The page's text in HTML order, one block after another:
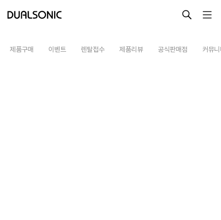
제품구매 이벤트 렌탈접수 제품리뷰 공식판매점 커뮤